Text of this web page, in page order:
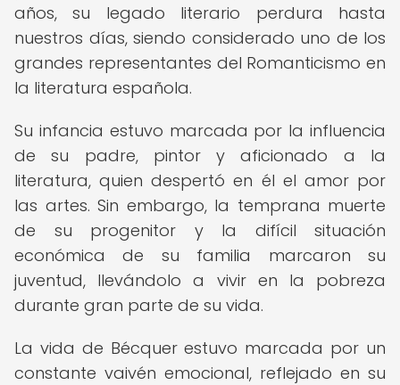
años, su legado literario perdura hasta
nuestros días, siendo considerado uno de los
grandes representantes del Romanticismo en
la literatura española.
Su infancia estuvo marcada por la influencia
de su padre, pintor y aficionado a la
literatura, quien despertó en él el amor por
las artes. Sin embargo, la temprana muerte
de su progenitor y la difícil situación
económica de su familia marcaron su
juventud, llevándolo a vivir en la pobreza
durante gran parte de su vida.
La vida de Bécquer estuvo marcada por un
constante vaivén emocional, reflejado en su